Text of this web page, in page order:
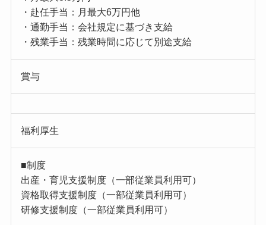
・赴任手当：月最大6万円他
・通勤手当：会社規定に基づき支給
・残業手当：残業時間に応じて別途支給
賞与
福利厚生
■制度
出産・育児支援制度（一部従業員利用可）
資格取得支援制度（一部従業員利用可）
研修支援制度（一部従業員利用可）